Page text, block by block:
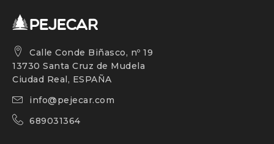
Calle Conde Biñasco, nº 19
13730 Santa Cruz de Mudela
Ciudad Real, ESPAÑA
info@pejecar.com
689031364